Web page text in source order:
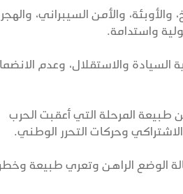
والأمن السيبراني،
واستدامة.
السيادة والاستقلال، وعدم
طبيعة المرحلة التي أعقبت الحرب
وحركات التحرر الوطني.
الوضع الراهن وتعري طبيعة وخطر